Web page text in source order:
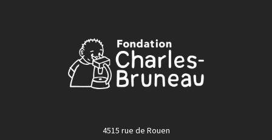
4515 rue de Rouen